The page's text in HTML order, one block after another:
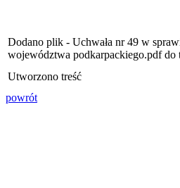
Dodano plik - Uchwała nr 49 w
województwa podkarpackiego.pdf do
Utworzono treść
powrót